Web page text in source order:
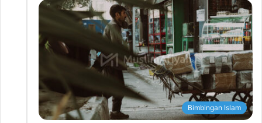
Bimbingan Islam